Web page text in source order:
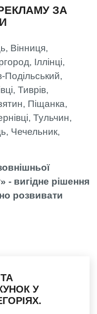
ЗА
Вінниця,
Іллінці,
Подільський,
Тиврів,
Піщанка,
Тульчин,
Чечельник,
вигідне рішення
розвивати
У